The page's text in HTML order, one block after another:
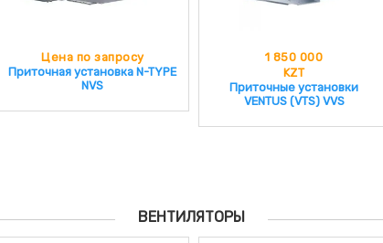
Цена по запросу
Приточная установка N-TYPE
NVS
1 850 000
KZT
Приточные установки
VENTUS (VTS) VVS
ВЕНТИЛЯТОРЫ